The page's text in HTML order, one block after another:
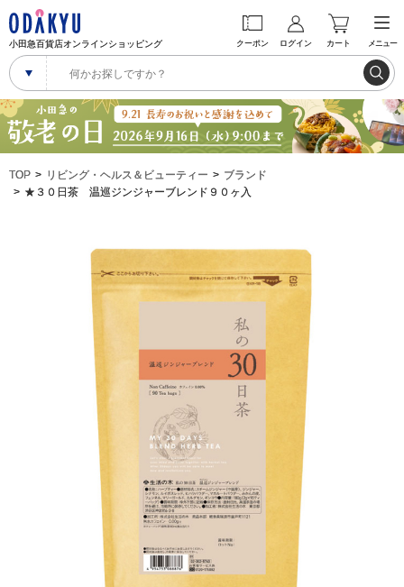
小田急百貨店オンラインショッピング クーポン ログイン カート メニュー
TOP リビング・ヘルス＆ビューティー
ブランド
★３０日茶 温巡ジンジャーブレンド９０ヶ入